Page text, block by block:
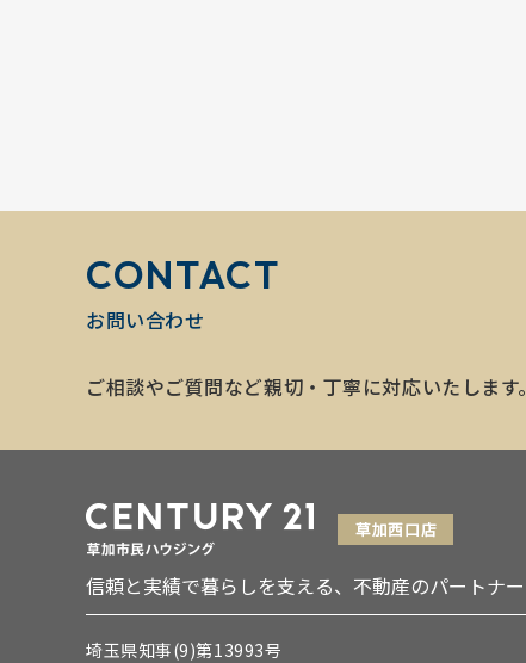
CONTACT
お問い合わせ
ご相談やご質問など親切・丁寧に対応いたします。
信頼と実績で暮らしを支える、不動産のパートナー
埼玉県知事(9)第13993号